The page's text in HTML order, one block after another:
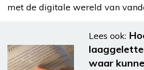
met de digitale wereld van
Lees ook:
waar